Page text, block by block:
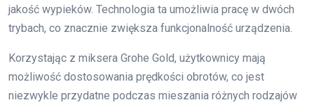
jakość wypieków. Technologia ta umożliwia pracę w dwóch
trybach, co znacznie zwiększa funkcjonalność urządzenia.
Korzystając z miksera Grohe Gold, użytkownicy mają
możliwość dostosowania prędkości obrotów, co jest
niezwykle przydatne podczas mieszania różnych rodzajów